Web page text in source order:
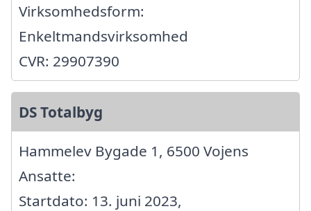
Virksomhedsform:
Enkeltmandsvirksomhed
CVR: 29907390
DS Totalbyg
Hammelev Bygade 1, 6500 Vojens
Ansatte:
Startdato: 13. juni 2023,